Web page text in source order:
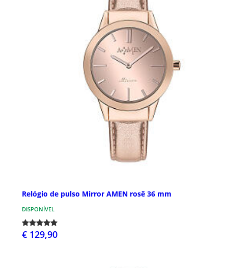
Relógio de pulso Mirror AMEN rosê 36 mm
DISPONÍVEL
€ 129,90